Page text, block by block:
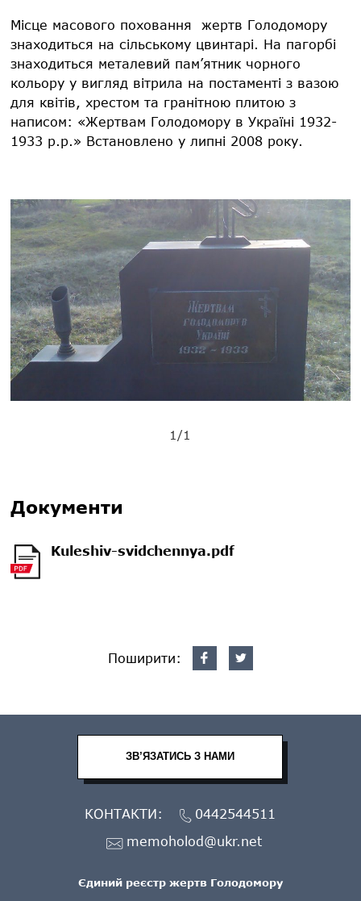
Місце масового поховання жертв Голодомору
знаходиться на сільському цвинтарі. На пагорбі
знаходиться металевий пам’ятник чорного
кольору у вигляд вітрила на постаменті з вазою
для квітів, хрестом та гранітною плитою з
написом: «Жертвам Голодомору в Україні 1932-
1933 р.р.» Встановлено у липні 2008 року.
1/1
Документи
Kuleshiv-svidchennya.pdf
Поширити:
Єдиний реєстр жертв Голодомору
ЗВ’ЯЗАТИСЬ З НАМИ
КОНТАКТИ:
0442544511
memoholod@ukr.net